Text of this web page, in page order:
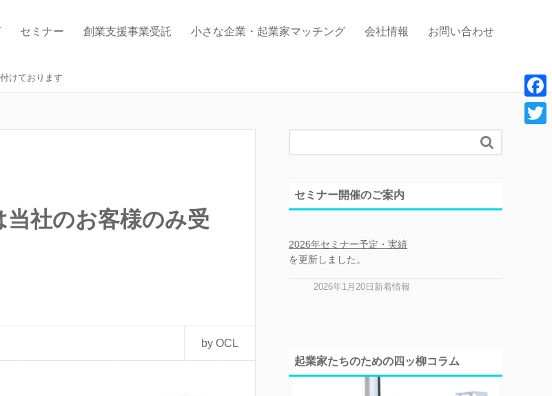
セミナー 創業支援事業受託 小さな企業・起業家マッチング 会社情報 お問い合わせ
けております
社のお客様のみ受
by OCL

セミナー開催のご案内
2026年セミナー予定・実績
を更新しました。
2026年1月20日新着情報
起業家たちのための四ッ柳コラム
F